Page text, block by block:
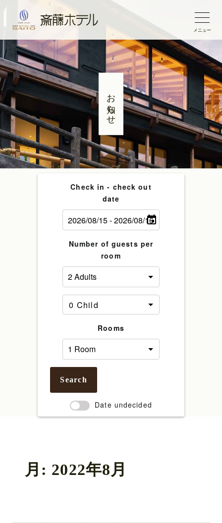
メニュー
お知らせ
Check in - check out
date
Number of guests per
room
Rooms
Search
Date undecided
月: 2022年8月